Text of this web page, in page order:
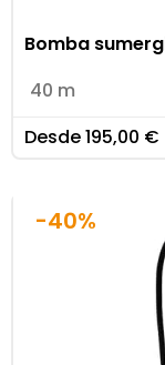
Bomba
40 m
Desde195,00 €
-40%